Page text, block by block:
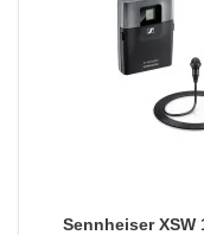
Sennheiser XSW